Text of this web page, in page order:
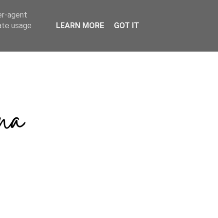
agent
usage
LEARN MORE GOT IT